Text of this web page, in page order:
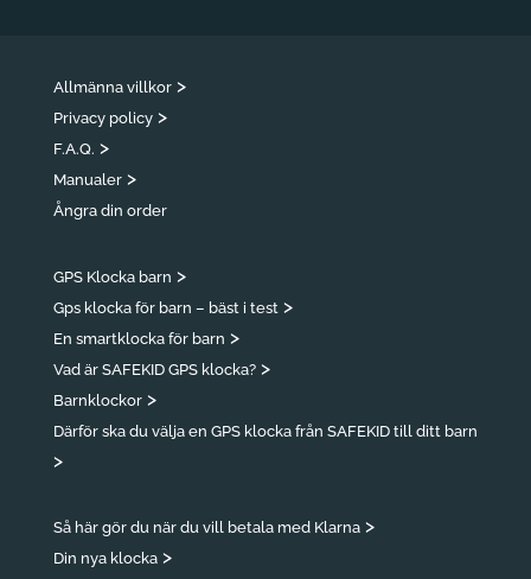
Allmänna villkor>
Privacy policy>
F.A.Q. >
Manualer>
Ångra din order
GPS Klocka barn >
Gps klocka för barn – bäst i test>
En smartklocka för barn >
Vad är SAFEKID GPS klocka?>
Barnklockor>
Därför ska du välja en GPS klocka från SAFEKID till ditt barn
>
Så här gör du när du vill betala med Klarna>
Din nya klocka>